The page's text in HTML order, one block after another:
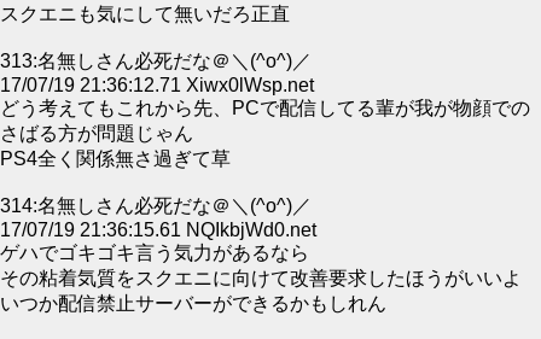
スクエニも気にして無いだろ正直
313:名無しさん必死だな＠＼(^o^)／
17/07/19 21:36:12.71 Xiwx0lWsp.net
どう考えてもこれから先、PCで配信してる輩が我が物顔での
さばる方が問題じゃん
PS4全く関係無さ過ぎて草
314:名無しさん必死だな＠＼(^o^)／
17/07/19 21:36:15.61 NQIkbjWd0.net
ゲハでゴキゴキ言う気力があるなら
その粘着気質をスクエニに向けて改善要求したほうがいいよ
いつか配信禁止サーバーができるかもしれん